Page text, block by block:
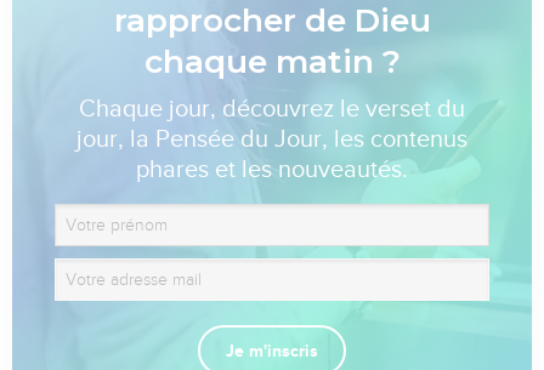
rapprocher de Dieu
chaque matin ?
Chaque jour, découvrez le verset du
jour, la Pensée du Jour, les contenus
phares et les nouveautés.
Je m'inscris